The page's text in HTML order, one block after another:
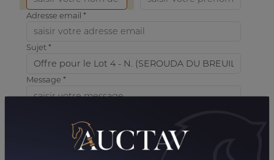
Adresse email *
Sujet *
Message *